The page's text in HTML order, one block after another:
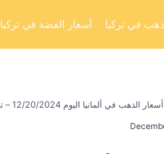
أسعار الفضة في تركيا في تركيا
أسعار الذهب في ألمانيا اليوم 12/20/2024 – تحليل السوق وفرص الاستثمار